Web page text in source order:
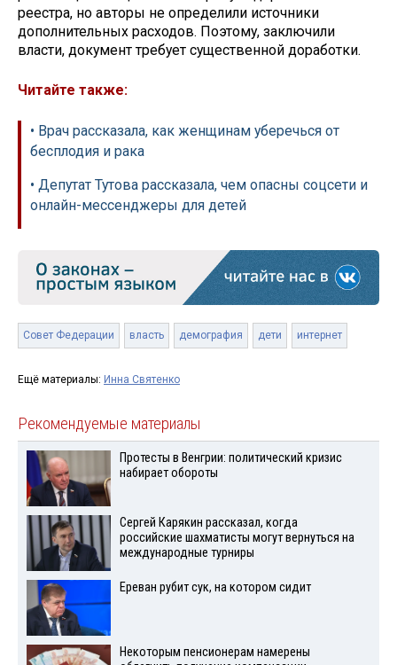
реестра, но авторы не определили источники
дополнительных расходов. Поэтому, заключили
власти, документ требует существенной доработки.
Читайте также:
• Врач рассказала, как женщинам уберечься от
бесплодия и рака
• Депутат Тутова рассказала, чем опасны соцсети и
онлайн-мессенджеры для детей
Совет Федерации власть демография дети интернет
Ещё материалы: Инна Святенко
Рекомендуемые материалы
Протесты в Венгрии: политический кризис
набирает обороты
Сергей Карякин рассказал, когда
российские шахматисты могут вернуться на
международные турниры
Ереван рубит сук, на котором сидит
Некоторым пенсионерам намерены